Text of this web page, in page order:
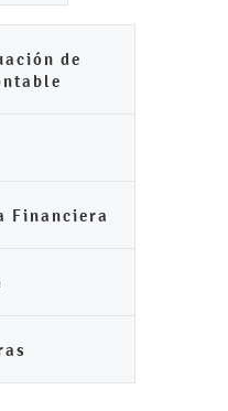
de
Financiera